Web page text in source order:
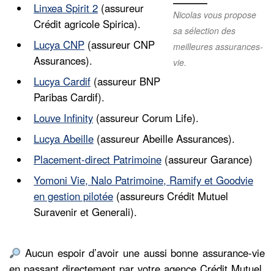
Nicolas vous propose
sa sélection des
meilleures assurances-
vie.
Linxea Spirit 2 (assureur
Crédit agricole Spirica).
Lucya CNP (assureur CNP
Assurances).
Lucya Cardif (assureur BNP
Paribas Cardif).
Louve Infinity (assureur Corum Life).
Lucya Abeille (assureur Abeille Assurances).
Placement-direct Patrimoine (assureur Garance)
Yomoni Vie, Nalo Patrimoine, Ramify et Goodvie
en gestion pilotée (assureurs Crédit Mutuel
Suravenir et Generali).
Aucun espoir d’avoir une aussi bonne assurance-vie